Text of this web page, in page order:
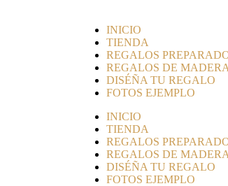
INICIO
TIENDA
REGALOS
REGALOS DE MADERA
DISÉÑA TU REGALO
FOTOS EJEMPLO
INICIO
TIENDA
REGALOS
REGALOS DE MADERA
DISÉÑA TU REGALO
FOTOS EJEMPLO